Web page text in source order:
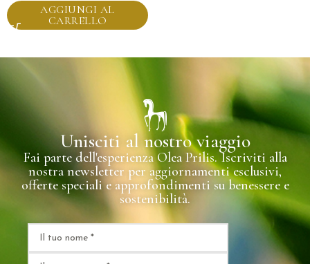
AGGIUNGI AL
CARRELLO
Unisciti al nostro viaggio
Fai parte dell'esperienza Olea Prilis. Iscriviti alla
nostra newsletter per aggiornamenti esclusivi,
offerte speciali e approfondimenti su benessere e
sostenibilità.